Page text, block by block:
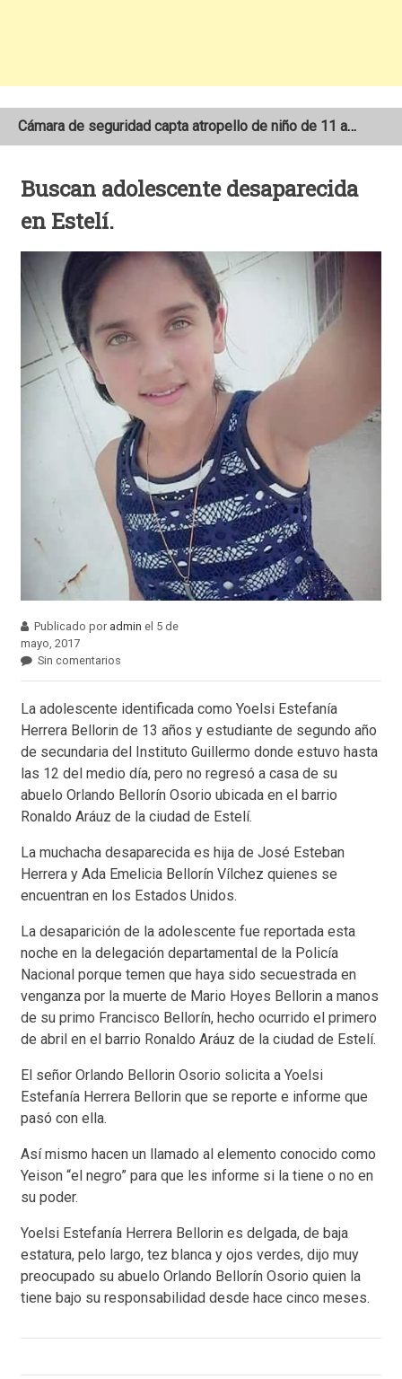
Cámara de seguridad capta atropello de niño de 11 años en el sector Las 3M de Matagalpa
Encuentran sin vida a anciano de 94 años reportado como desaparecido en San Juan del Río Coco
Buscan adolescente desaparecida
en Estelí.
Publicado por admin el 5 de
mayo, 2017
Sin comentarios
La adolescente identificada como Yoelsi Estefanía
Herrera Bellorin de 13 años y estudiante de segundo año
de secundaria del Instituto Guillermo donde estuvo hasta
las 12 del medio día, pero no regresó a casa de su
abuelo Orlando Bellorín Osorio ubicada en el barrio
Ronaldo Aráuz de la ciudad de Estelí.
La muchacha desaparecida es hija de José Esteban
Herrera y Ada Emelicia Bellorín Vílchez quienes se
encuentran en los Estados Unidos.
La desaparición de la adolescente fue reportada esta
noche en la delegación departamental de la Policía
Nacional porque temen que haya sido secuestrada en
venganza por la muerte de Mario Hoyes Bellorin a manos
de su primo Francisco Bellorín, hecho ocurrido el primero
de abril en el barrio Ronaldo Aráuz de la ciudad de Estelí.
El señor Orlando Bellorin Osorio solicita a Yoelsi
Estefanía Herrera Bellorin que se reporte e informe que
pasó con ella.
Así mismo hacen un llamado al elemento conocido como
Yeison “el negro” para que les informe si la tiene o no en
su poder.
Yoelsi Estefanía Herrera Bellorin es delgada, de baja
estatura, pelo largo, tez blanca y ojos verdes, dijo muy
preocupado su abuelo Orlando Bellorín Osorio quien la
tiene bajo su responsabilidad desde hace cinco meses.